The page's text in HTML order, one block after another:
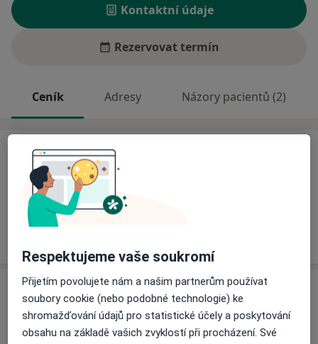
Kontaktní údaje
Rezervovat termín
Ceník Adresy Názory pacientů (2)
Ceník
Informace o službách a cenách nejsou k dispozici
Tento specialista ještě nepřidával žádné informace o
svých službách.
Adresy (2)
Adresa 1 Adresa 2
Respektujeme vaše soukromí
Přijetím povolujete nám a našim partnerům používat
soubory cookie (nebo podobné technologie) ke
shromažďování údajů pro statistické účely a poskytování
obsahu na základě vašich zvyklostí při procházení. Své